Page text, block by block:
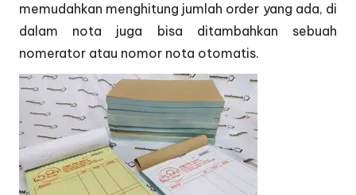
memudahkan menghitung jumlah order yang ada, di
dalam nota juga bisa ditambahkan sebuah
nomerator atau nomor nota otomatis.